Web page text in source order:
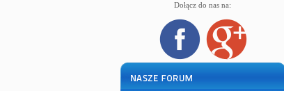
Dołącz do nas na: